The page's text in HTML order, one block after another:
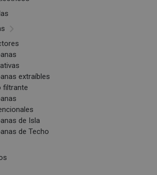
extraíbles
filtrante
de Isla
de Techo